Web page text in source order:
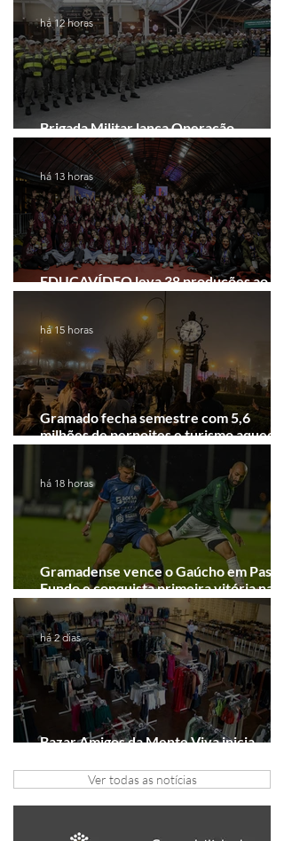
Brigada Militar lança Operação
Convergência na Região das Hortênsias
há 12 horas
EDUCAVÍDEO leva 38 produções ao
Festival de Cinema de Gramado
há 13 horas
Gramado fecha semestre com 5,6
milhões de pernoites e turismo
Junho desponta!
há 15 horas
Gramadense vence o Gaúcho em Passo
Fundo e conquista primeira vitória na
Série A2
há 18 horas
Bazar Amigos da Mente Viva inicia
há 2 dias
Ver todas as notícias